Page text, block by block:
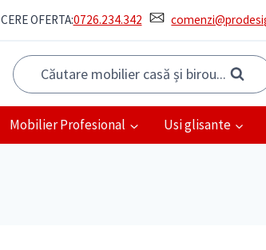
CERE OFERTA:0726.234.342
Căutare mobilier casă și birou...
Mobilier Profesional Usi glisante